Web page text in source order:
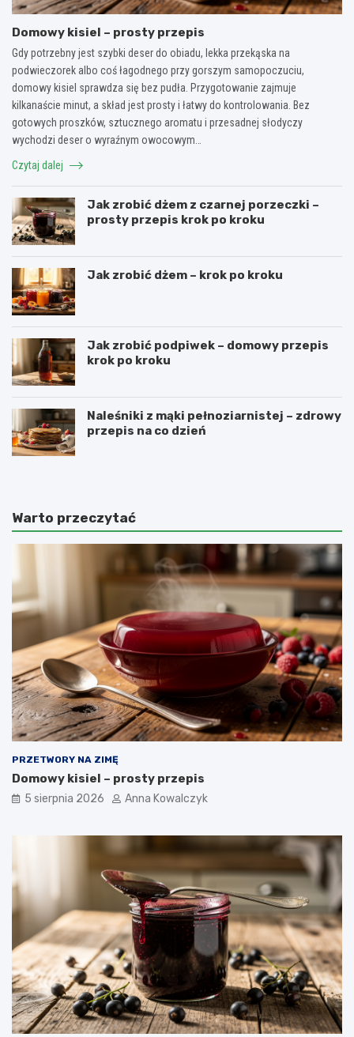
Domowy kisiel – prosty przepis
Gdy potrzebny jest szybki deser do obiadu, lekka przekąska na
podwieczorek albo coś łagodnego przy gorszym samopoczuciu,
domowy kisiel sprawdza się bez pudła. Przygotowanie zajmuje
kilkanaście minut, a skład jest prosty i łatwy do kontrolowania. Bez
gotowych proszków, sztucznego aromatu i przesadnej słodyczy
wychodzi deser o wyraźnym owocowym…
Czytaj dalej
Jak zrobić dżem z czarnej porzeczki –
prosty przepis krok po kroku
Jak zrobić dżem – krok po kroku
Jak zrobić podpiwek – domowy przepis
krok po kroku
Naleśniki z mąki pełnoziarnistej – zdrowy
przepis na co dzień
Warto przeczytać
PRZETWORY NA ZIMĘ
Domowy kisiel – prosty przepis
5 sierpnia 2026 Anna Kowalczyk